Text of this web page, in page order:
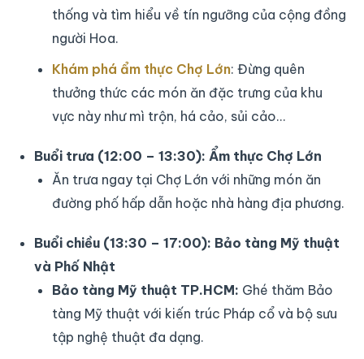
thống và tìm hiểu về tín ngưỡng của cộng đồng
người Hoa.
Khám phá ẩm thực Chợ Lớn: Đừng quên
thưởng thức các món ăn đặc trưng của khu
vực này như mì trộn, há cảo, sủi cảo…
Buổi trưa (12:00 – 13:30): Ẩm thực Chợ Lớn
Ăn trưa ngay tại Chợ Lớn với những món ăn
đường phố hấp dẫn hoặc nhà hàng địa phương.
Buổi chiều (13:30 – 17:00): Bảo tàng Mỹ thuật
và Phố Nhật
Bảo tàng Mỹ thuật TP.HCM: Ghé thăm Bảo
tàng Mỹ thuật với kiến trúc Pháp cổ và bộ sưu
tập nghệ thuật đa dạng.